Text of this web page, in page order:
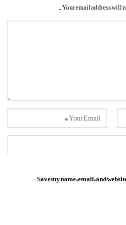
Your email address will
Save my name, email, and